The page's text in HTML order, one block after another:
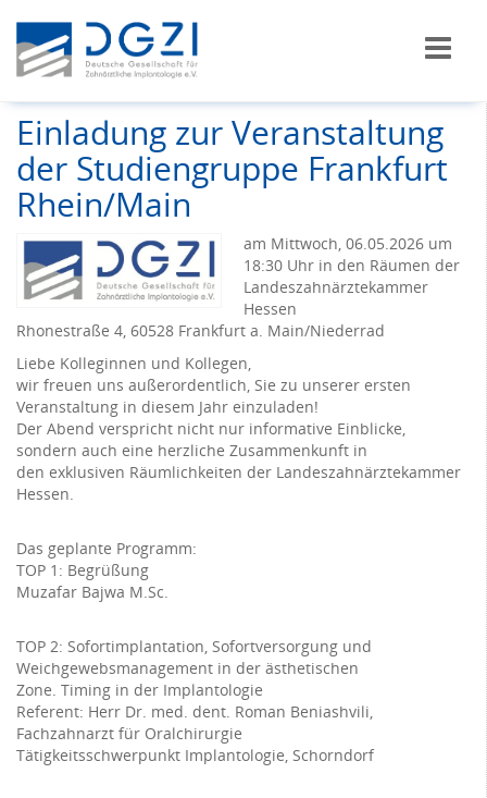
Einladung zur Veranstaltung
der Studiengruppe Frankfurt
Rhein/Main
am Mittwoch, 06.05.2026 um
18:30 Uhr in den Räumen der
Landeszahnärztekammer
Hessen
Rhonestraße 4, 60528 Frankfurt a. Main/Niederrad
Liebe Kolleginnen und Kollegen,
wir freuen uns außerordentlich, Sie zu unserer ersten
Veranstaltung in diesem Jahr einzuladen!
Der Abend verspricht nicht nur informative Einblicke,
sondern auch eine herzliche Zusammenkunft in
den exklusiven Räumlichkeiten der Landeszahnärztekammer
Hessen.
Das geplante Programm:
TOP 1: Begrüßung
Muzafar Bajwa M.Sc.
TOP 2: Sofortimplantation, Sofortversorgung und
Weichgewebsmanagement in der ästhetischen
Zone. Timing in der Implantologie
Referent: Herr Dr. med. dent. Roman Beniashvili,
Fachzahnarzt für Oralchirurgie
Tätigkeitsschwerpunkt Implantologie, Schorndorf